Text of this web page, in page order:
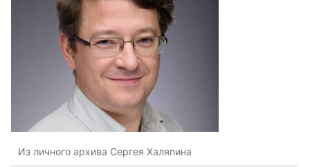
Из личного архива Сергея Халяпина